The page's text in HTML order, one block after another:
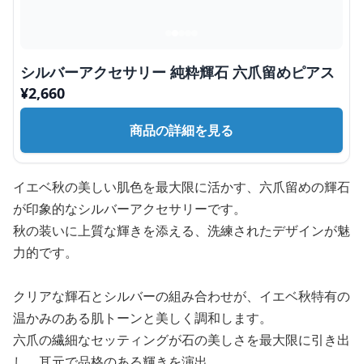
シルバーアクセサリー 純粋輝石 六爪留めピアス
¥2,660
商品の詳細を見る
イエベ秋の美しい肌色を最大限に活かす、六爪留めの輝石
が印象的なシルバーアクセサリーです。
秋の装いに上質な輝きを添える、洗練されたデザインが魅
力的です。
クリアな輝石とシルバーの組み合わせが、イエベ秋特有の
温かみのある肌トーンと美しく調和します。
六爪の繊細なセッティングが石の美しさを最大限に引き出